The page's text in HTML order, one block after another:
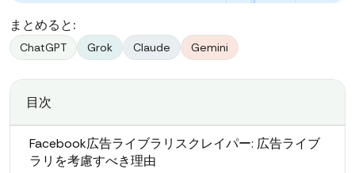
まとめると:
ChatGPT Grok Claude Gemini
目次
Facebook広告ライブラリスクレイパー: 広告ライブ
ラリを考慮すべき理由